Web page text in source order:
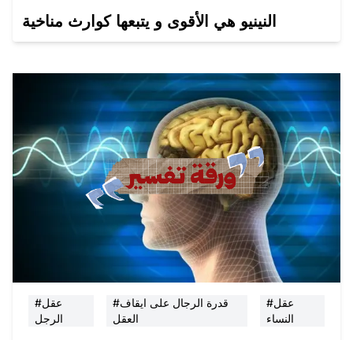
النينيو هي الأقوى و يتبعها كوارث مناخية
#عقل
الرجل
#قدرة الرجال على ايقاف
العقل
#عقل
النساء